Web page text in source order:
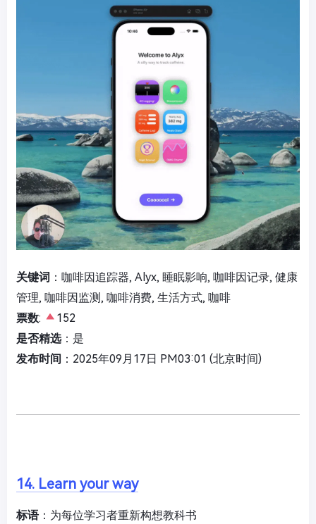
关键词 ：咖啡因追踪器, Alyx, 睡眠影响, 咖啡因记录, 健康
管理, 咖啡因监测, 咖啡消费, 生活方式, 咖啡
票数:
152
是否精选：是
发布时间 ：2025年09月17日 PM03:01 (北京时间)
14. Learn your way
标语：为每位学习者重新构想教科书